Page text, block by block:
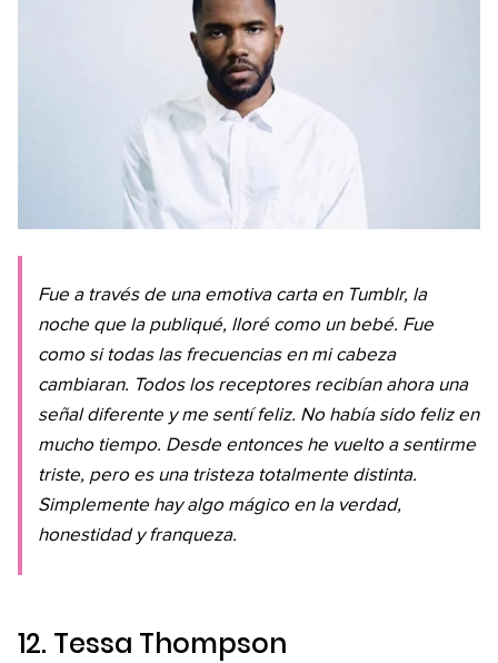
Fue a través de una emotiva carta en Tumblr, la
noche que la publiqué, lloré como un bebé. Fue
como si todas las frecuencias en mi cabeza
cambiaran. Todos los receptores recibían ahora una
señal diferente y me sentí feliz. No había sido feliz en
mucho tiempo. Desde entonces he vuelto a sentirme
triste, pero es una tristeza totalmente distinta.
Simplemente hay algo mágico en la verdad,
honestidad y franqueza.
12. Tessa Thompson